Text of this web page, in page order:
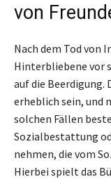
von
Nach dem Tod von
Hinterbliebene vor
auf die
erheblich sein, und
solchen Fällen
Sozialbestattung
nehmen, die vom
Hierbei spielt das